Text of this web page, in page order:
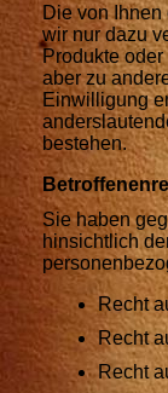
Die von
wir nur dazu
Produkte
aber zu
Einwilligung
bestehen.
Sie haben
hinsichtlich
Recht
Recht
Recht